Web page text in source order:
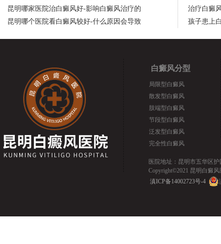
昆明哪家医院治白癜风好-影响白癜风治疗的
昆明哪个医院看白癜风较好-什么原因会导致
治疗白癜
孩子患上
白癜风分型
局限型白癜风
散发型白癜风
肢端型白癜风
节段型白癜风
泛发型白癜风
完全性白癜风
医院地址：昆明市五华区护
Copyright©2021 昆明白癜风
滇ICP备14002723号-4